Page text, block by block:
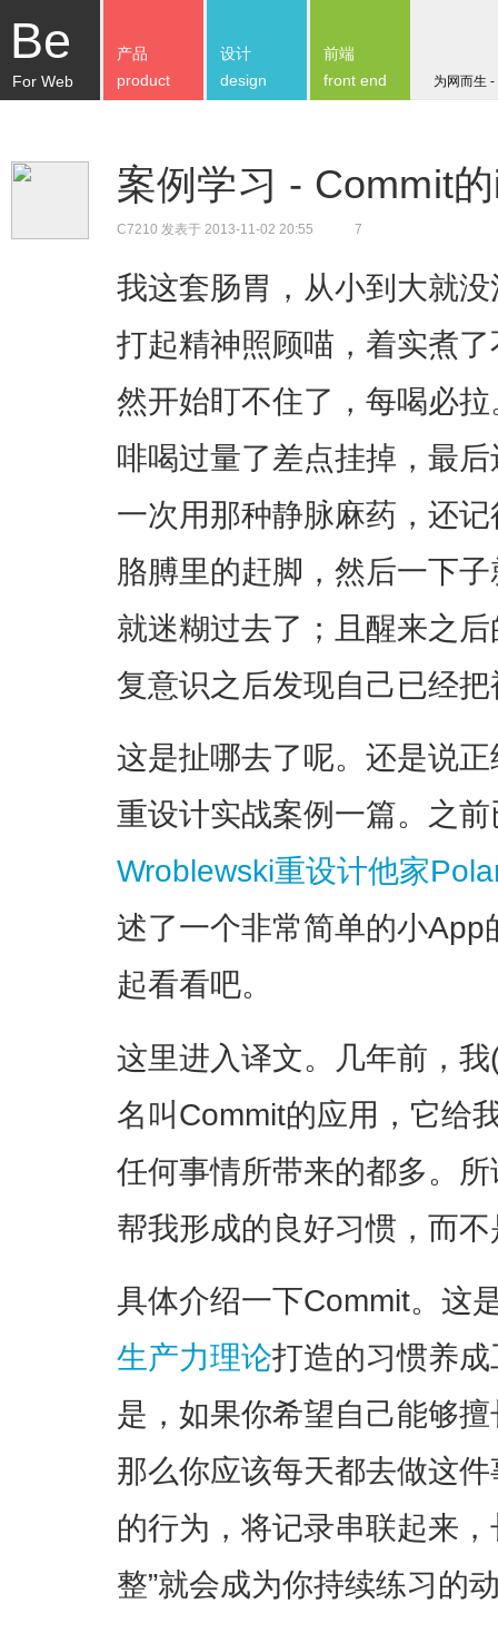
Be
For Web 为网而生
产品
product
设计
design
前端
front end
案例学习 - Commit
C7210 发表于 2013-11-02 20:55 7
我这套肠胃，从小到大就
打起精神照顾喵，着实煮
然开始盯不住了，每喝必
啡喝过量了差点挂掉，最
一次用那种静脉麻药，还
胳膊里的赶脚，然后一下
就迷糊过去了；且醒来之
复意识之后发现自己已经
这是扯哪去了呢。还是说
重设计实战案例一篇。之
Wroblewski重设计他家
述了一个非常简单的小
起看看吧。
这里进入译文。几年前，
名叫Commit的应用，它给
任何事情所带来的都多。
帮我形成的良好习惯，而
具体介绍一下Commit。这
生产力理论打造的习惯养
是，如果你希望自己能够
那么你应该每天都去做这
的行为，将记录串联起来
整”就会成为你持续练习的